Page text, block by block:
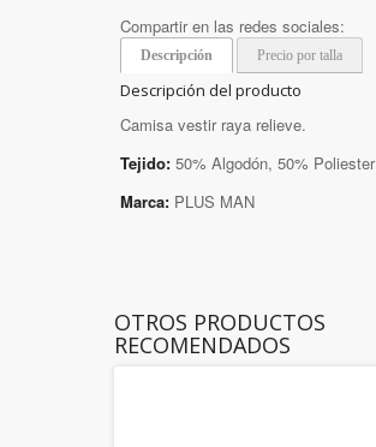
Compartir en las redes sociales:
Descripción Precio por talla
Descripción del producto
Camisa vestir raya relieve.
Tejido: 50% Algodón, 50% Poliester
Marca: PLUS MAN
OTROS PRODUCTOS
RECOMENDADOS